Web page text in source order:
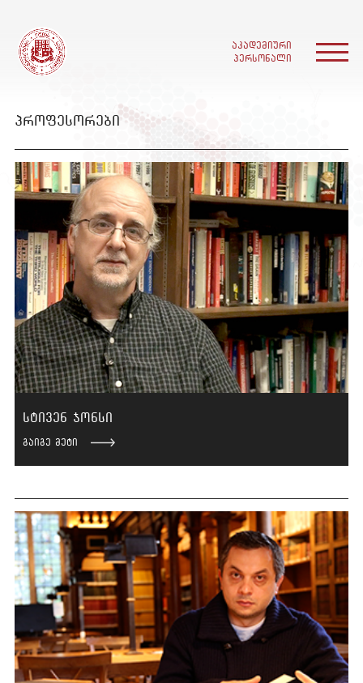
აკადემიური
პერსონალი
მთავარი
ჩვენ შესახებ
სწავლა
აკადემიური პერსონალი
და კურსდამთავრებულები
კვლევა
მედია
Covid-19
პროფესორები
სტივენ ჯონსი
გაიგე მეტი